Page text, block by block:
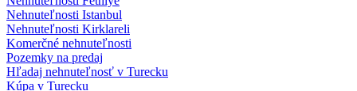
Nehnuteľnosti Istanbul
Nehnuteľnosti Kirklareli
Komerčné nehnuteľnosti
Pozemky na predaj
Hľadaj nehnuteľnosť v Turecku
Kúpa v Turecku